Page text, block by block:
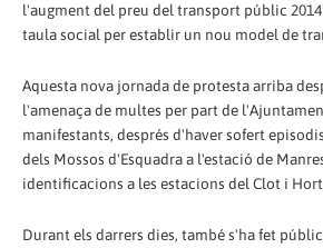
l'augment del preu del transport públic
taula social per establir un nou model de
Aquesta nova jornada de protesta arriba
l'amenaça de multes per part de
manifestants, després d'haver sofert
dels Mossos d'Esquadra a l'estació de
identificacions a les estacions del Clot i
Durant els darrers dies, també s'ha fet